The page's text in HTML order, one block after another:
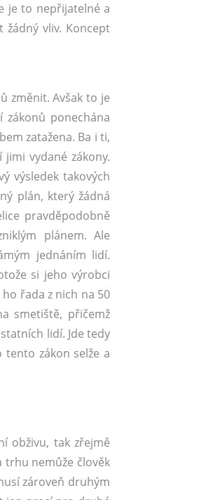
je to nepřijatelné a
vliv. Koncept
změnit. Avšak to je
ponechána
zatažena. Ba i ti,
vydané zákony.
výsledek takových
plán, který žádná
pravděpodobně
plánem. Ale
jednáním lidí.
si jeho výrobci
řada z nich na 50
smetiště, přičemž
lidí. Jde tedy
zákon selže a
obživu, tak zřejmě
trhu nemůže člověk
zároveň druhým